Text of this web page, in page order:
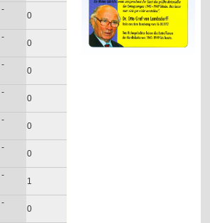
-
0
-
0
-
0
-
0
-
0
-
0
-
1
-
0